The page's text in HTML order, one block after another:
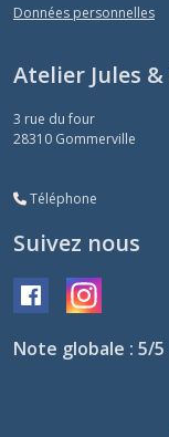
Données personnelles
Atelier Jules &
3 rue du four
28310 Gommerville
Téléphone
Suivez nous
Note globale : 5/5